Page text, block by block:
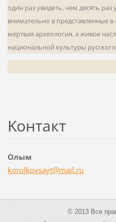
один раз увидеть, чем десять раз
внимательно в представленные
мертвая археология, а живое
национальной культуры
Koнтакт
Олым
korolkovsayt@mail.ru
© 2013 Все